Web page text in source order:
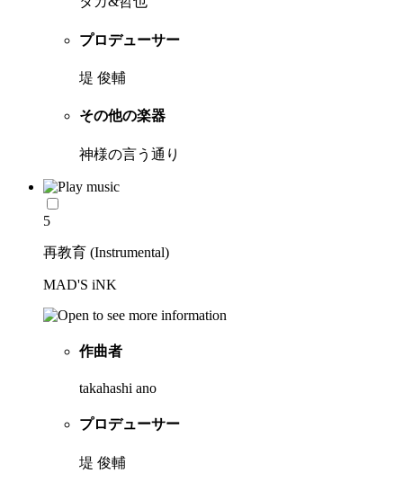
プロデューサー
堤 俊輔
その他の楽器
神様の言う通り
5
再教育 (Instrumental)
MAD'S iNK
作曲者
takahashi ano
プロデューサー
堤 俊輔